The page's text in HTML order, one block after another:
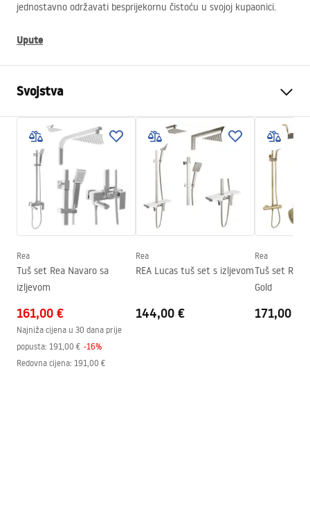
jednostavno održavati besprijekornu čistoću u svojoj kupaonici.
Upute
Svojstva
Dimenzije (vrata x fiksna
stijenka)
120
Boja
Chrome
Tip kabine
Walk-in
Visina (mm)
1950
Smjer kabine
Univerzalan
Jamstvo
Rea
Tuš set Rea Navaro sa
izljevom
161,00 €
Najniža cijena u 30 dana prije
popusta: 191,00 € -16%
Redovna cijena: 191,00 €
Rea
REA Lucas tuš set s izljevom
144,00 €
Rea
Tuš set Rea
Gold
171,00 €